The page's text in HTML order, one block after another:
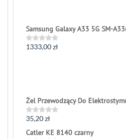
Samsung Galaxy A33 5G SM-
Rated
1333,00zł
Żel Przewodzący Do
Rated
out
35,20zł
Catler KE 8140 czarny